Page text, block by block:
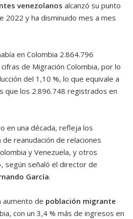
venezolanos alcanzó su punto
2022 y ha disminuido mes a mes
en Colombia 2.864.796
de Migración Colombia, por lo
del 1,10 %, lo que equivale a
que los 2.896.748 registrados en
en una década, refleja los
reanudación de relaciones
y Venezuela, y otros
según señaló el director de
García.
aumento de población migrante
con un 3,4 % más de ingresos en